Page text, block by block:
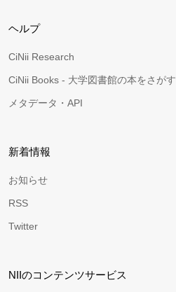
ヘルプ
CiNii Research
CiNii Books - 大学図書館の本をさがす
メタデータ・API
新着情報
お知らせ
RSS
Twitter
NIIのコンテンツサービス